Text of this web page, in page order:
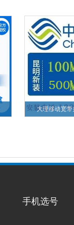
大理移动宽
手机选号